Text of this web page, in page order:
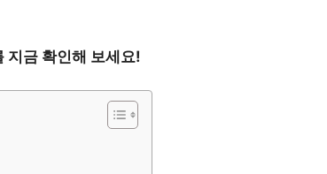
지금 확인해 보세요!